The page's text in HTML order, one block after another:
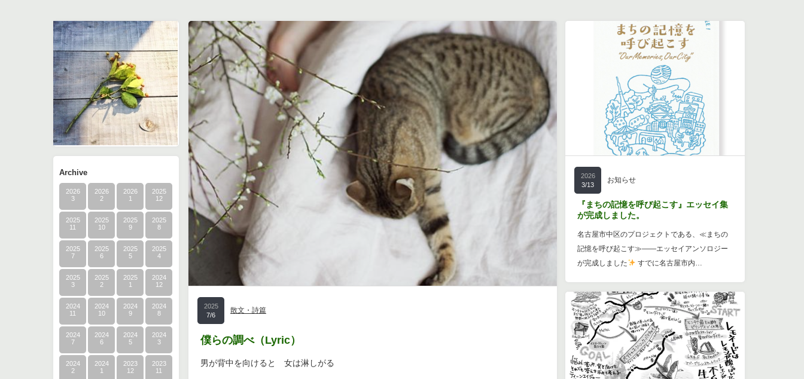
Archive
2026
3
2026
2
2026
1
2025
12
2025
11
2025
10
2025
9
2025
8
2025
7
2025
6
2025
5
2025
4
2025
3
2025
2
2025
1
2024
12
2024
11
2024
10
2024
9
2024
8
2024
7
2024
6
2024
5
2024
3
2024
2
2024
1
2023
12
2023
11
2025
7/6
散文・詩篇
僕らの調べ（Lyric）
男が背中を向けると 女は淋しがる
2026
3/13
お知らせ
『まちの記憶を呼び起こす』エッセイ集
が完成しました。
名古屋市中区のプロジェクトである、≪まちの
記憶を呼び起こす≫――エッセイアンソロジー
が完成しました
すでに名古屋市内…